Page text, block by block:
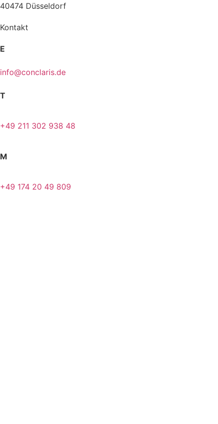
40474 Düsseldorf
Kontakt
E
info@conclaris.de
T
+49 211 302 938 48
M
+49 174 20 49 809